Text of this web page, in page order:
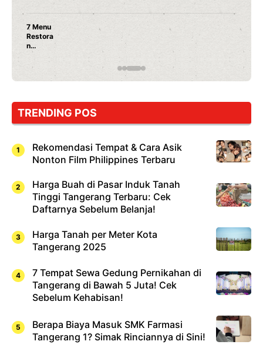
Nunung Srimulat & Vicky Prasetyo
Rahasia Mami Bikin Nagih!
TRENDING POS
Rekomendasi Tempat & Cara Asik
Nonton Film Philippines Terbaru
Harga Buah di Pasar Induk Tanah
Tinggi Tangerang Terbaru: Cek
Daftarnya Sebelum Belanja!
Harga Tanah per Meter Kota
Tangerang 2025
7 Tempat Sewa Gedung Pernikahan di
Tangerang di Bawah 5 Juta! Cek
Sebelum Kehabisan!
Berapa Biaya Masuk SMK Farmasi
Tangerang 1? Simak Rinciannya di Sini!